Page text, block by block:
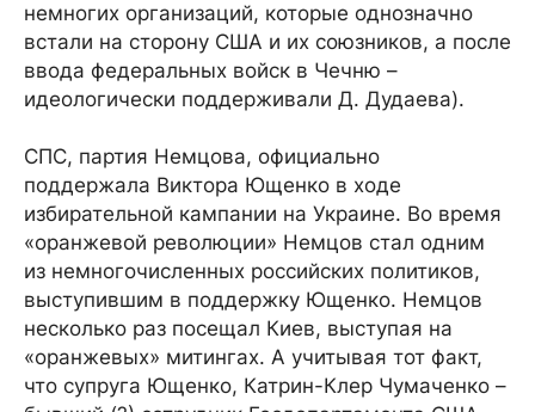
немногих организаций, которые однозначно
встали на сторону США и их союзников, а после
ввода федеральных войск в Чечню –
идеологически поддерживали Д. Дудаева).
СПС, партия Немцова, официально
поддержала Виктора Ющенко в ходе
избирательной кампании на Украине. Во время
«оранжевой революции» Немцов стал одним
из немногочисленных российских политиков,
выступившим в поддержку Ющенко. Немцов
несколько раз посещал Киев, выступая на
«оранжевых» митингах. А учитывая тот факт,
что супруга Ющенко, Катрин-Клер Чумаченко –